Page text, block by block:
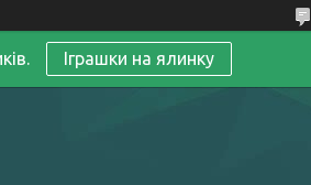
Іграшки на ялинку